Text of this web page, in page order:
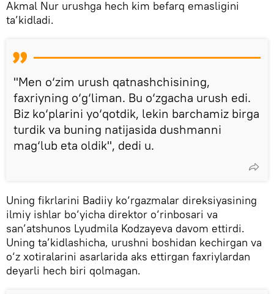
Akmal Nur urushga hech kim befarq emasligini
ta’kidladi.
"Men o‘zim urush qatnashchisining,
faxriyning o‘g‘liman. Bu o‘zgacha urush edi.
Biz ko‘plarini yo‘qotdik, lekin barchamiz birga
turdik va buning natijasida dushmanni
mag‘lub eta oldik", dedi u.
Uning fikrlarini Badiiy ko‘rgazmalar direksiyasining
ilmiy ishlar bo‘yicha direktor o‘rinbosari va
san’atshunos Lyudmila Kodzayeva davom ettirdi.
Uning ta’kidlashicha, urushni boshidan kechirgan va
o‘z xotiralarini asarlarida aks ettirgan faxriylardan
deyarli hech biri qolmagan.